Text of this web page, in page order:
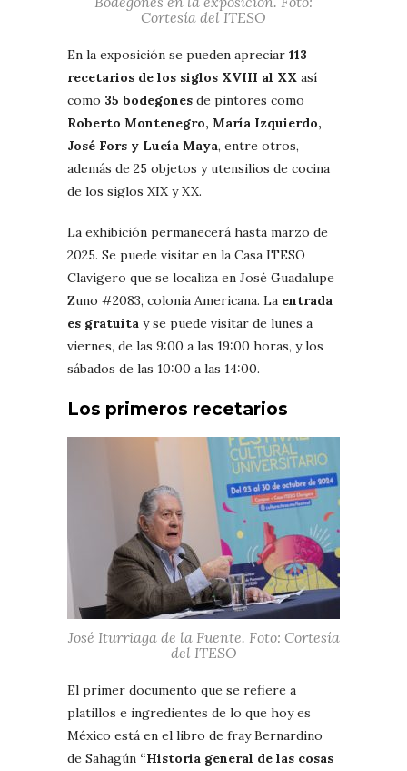
Cortesía del ITESO
En la exposición se pueden apreciar 113
recetarios de los siglos XVIII al XX así
como 35 bodegones de pintores como
Roberto Montenegro, María Izquierdo,
José Fors y Lucía Maya, entre otros,
además de 25 objetos y utensilios de cocina
de los siglos XIX y XX.
La exhibición permanecerá hasta marzo de
2025. Se puede visitar en la Casa ITESO
Clavigero que se localiza en José Guadalupe
Zuno #2083, colonia Americana. La entrada
es gratuita y se puede visitar de lunes a
viernes, de las 9:00 a las 19:00 horas, y los
sábados de las 10:00 a las 14:00.
Los primeros recetarios
José Iturriaga de la Fuente. Foto: Cortesía
del ITESO
El primer documento que se refiere a
platillos e ingredientes de lo que hoy es
México está en el libro de fray Bernardino
de Sahagún “Historia general de las cosas